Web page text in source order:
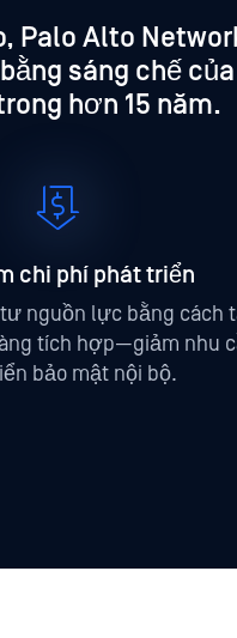
Alto
sáng chế
hơn 15 năm.
chi phí phát triển
nguồn lực bằng cách
tích hợp—giảm nhu
bảo mật nội bộ.